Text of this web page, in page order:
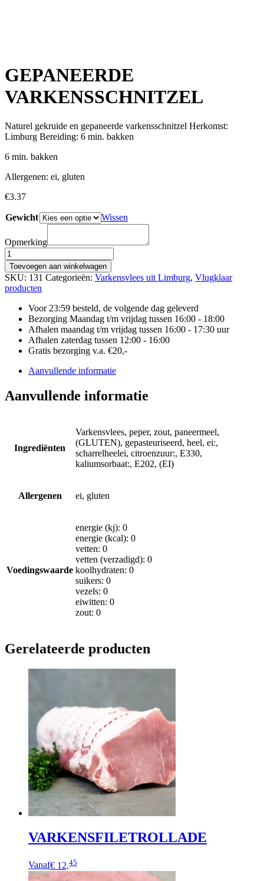
GEPANEERDE
VARKENSSCHNITZEL
Naturel gekruide en gepaneerde varkensschnitzel Herkomst:
Limburg Bereiding: 6 min. bakken
6 min. bakken
Allergenen: ei, gluten
€3.37
Gewicht Wissen
Opmerking
GEPANEERDE
VARKENSSCHNITZEL
aantal
Toevoegen aan winkelwagen
SKU: 131 Categorieën: Varkensvlees uit Limburg, Vlugklaar
producten
Voor 23:59 besteld, de volgende dag geleverd
Bezorging Maandag t/m vrijdag tussen 16:00 - 18:00
Afhalen maandag t/m vrijdag tussen 16:00 - 17:30 uur
Afhalen zaterdag tussen 12:00 - 16:00
Gratis bezorging v.a. €20,-
Aanvullende informatie
Aanvullende informatie
Ingrediënten
Varkensvlees, peper, zout, paneermeel,
(GLUTEN), gepasteuriseerd, heel, ei:,
scharrelheelei, citroenzuur:, E330,
kaliumsorbaat:, E202, (EI)
Allergenen ei, gluten
Voedingswaarde
energie (kj): 0
energie (kcal): 0
vetten: 0
vetten (verzadigd): 0
koolhydraten: 0
suikers: 0
vezels: 0
eiwitten: 0
zout: 0
Gerelateerde producten
VARKENSFILETROLLADE
Vanaf€ 12,45
product